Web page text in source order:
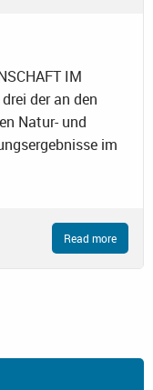
IM
der an den
Natur- und
im
Read more